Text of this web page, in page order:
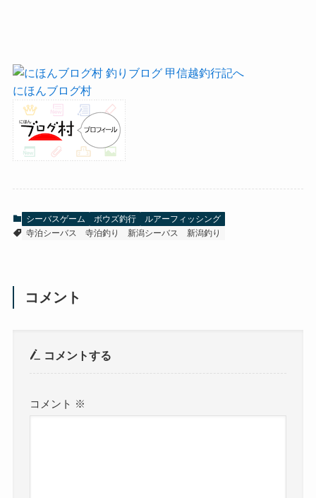
にほんブログ村
シーバスゲーム ボウズ釣行
ルアーフィッシング
寺泊シーバス
寺泊釣り 新潟シーバス 新潟釣り
コメント
コメントする
コメント ※